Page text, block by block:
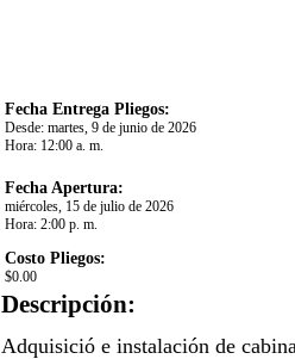
Fecha Entrega Pliegos:
Desde: martes, 9 de junio de 2026
Hora: 12:00 a. m.
Fecha Apertura:
miércoles, 15 de julio de 2026
Hora: 2:00 p. m.
Costo Pliegos:
$0.00
Descripción:
​Adquisició e instalación de